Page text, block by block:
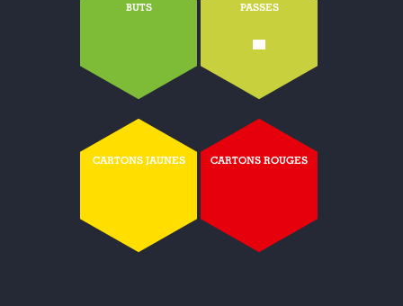
BUTS PASSES
-
CARTONS JAUNES CARTONS ROUGES